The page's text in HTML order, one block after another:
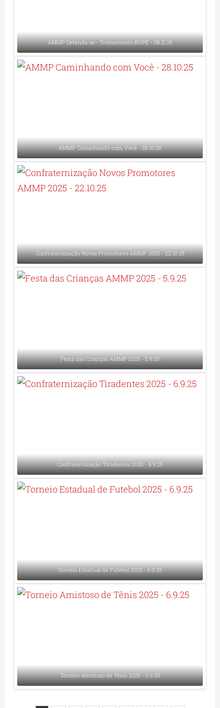
AMMP Defenda-se - Treinamento BOPE - 08.11.25
AMMP Caminhando com Você - 28.10.25
Confraternização Novos Promotores AMMP 2025 - 22.10.25
Festa das Crianças AMMP 2025 - 5.9.25
Confraternização Tiradentes 2025 - 6.9.25
Torneio Estadual de Futebol 2025 - 6.9.25
Torneio Amistoso de Tênis 2025 - 6.9.25